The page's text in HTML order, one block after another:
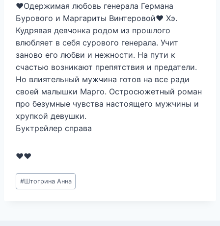
❤Одержимая любовь генерала Германа
Бурового и Маргариты Винтеровой❤ Хэ.
Кудрявая девчонка родом из прошлого
влюбляет в себя сурового генерала. Учит
заново его любви и нежности. На пути к
счастью возникают препятствия и предатели.
Но влиятельный мужчина готов на все ради
своей малышки Марго. Остросюжетный роман
про безумные чувства настоящего мужчины и
хрупкой девушки.
Буктрейлер справа
❤❤
Метки
записи:
#Штогрина Анна